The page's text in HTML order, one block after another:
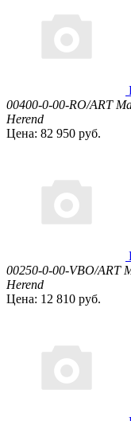
00400-0-00-RO/ART
Herend
Цена: 82 950 руб.
00250-0-00-VBO/ART
Herend
Цена: 12 810 руб.